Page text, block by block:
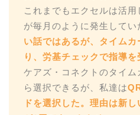
これまでもエクセルは活
が毎月のように発生してい
い話ではあるが、タイム
り、労基チェックで指導
ケアズ・コネクトのタイ
ら選択できるが、私達は
ドを選択した。理由は新